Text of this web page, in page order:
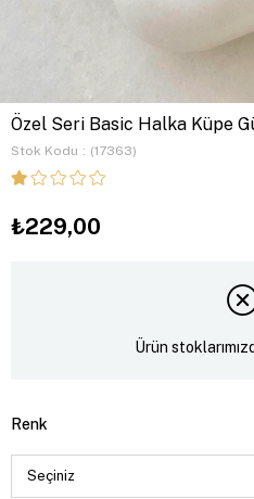
Özel Seri Basic Halka Küpe
Stok Kodu (17363)
₺229,00
Ürün
Renk